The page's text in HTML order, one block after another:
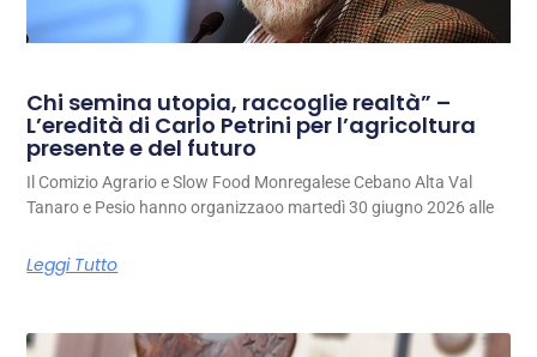
Chi semina utopia, raccoglie realtà” –
L’eredità di Carlo Petrini per l’agricoltura
presente e del futuro
Il Comizio Agrario e Slow Food Monregalese Cebano Alta Val
Tanaro e Pesio hanno organizzaoo martedì 30 giugno 2026 alle
Leggi Tutto